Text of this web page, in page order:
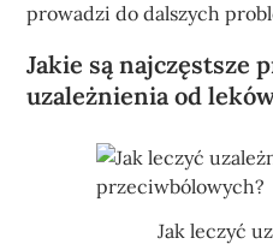
prowadzi do dalszych
Jakie są najczęstsze
uzależnienia od
Jak leczyć